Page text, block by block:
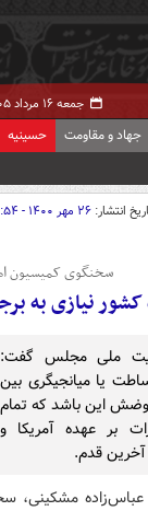
جمعه ۱۶ مرداد ۱۴۰۵ -
جهاد و مقاومت حسینیه
انتشار: ۲۶ مهر ۱۴۰۰ - ۱۲:۵۴
سخنگوی کمیسیون
کشور نیازی به
ملی مجلس گفت:
یا میانجیگری بین
مفروضش این باشد که تمام
بر عهده آمریکا و
آخرین قدم.
مشکینی،